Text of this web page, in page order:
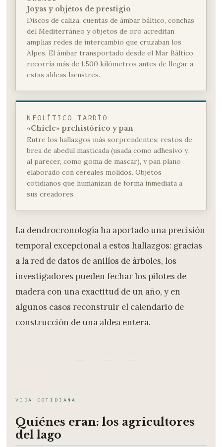
Joyas y objetos de prestigio
Discos de caliza, cuentas de ámbar báltico, conchas
del Mediterráneo y objetos de oro acreditan
amplias redes de intercambio que cruzaban los
Alpes. El ámbar transportado desde el Mar Báltico
recorría más de 1.500 kilómetros antes de llegar a
estas aldeas lacustres.
NEOLÍTICO TARDÍO
«Chicle» prehistórico y pan
Entre los hallazgos más sorprendentes: restos de
brea de abedul masticada (usada como adhesivo y,
al parecer, como goma de mascar), y pan plano
elaborado con cereales molidos. Objetos
cotidianos que humanizan de forma inmediata a
sus creadores.
La dendrocronología ha aportado una precisión
temporal excepcional a estos hallazgos: gracias
a la red de datos de anillos de árboles, los
investigadores pueden fechar los pilotes de
madera con una exactitud de un año, y en
algunos casos reconstruir el calendario de
construcción de una aldea entera.
— — —
VIDA COTIDIANA
Quiénes eran: los agricultores
del lago